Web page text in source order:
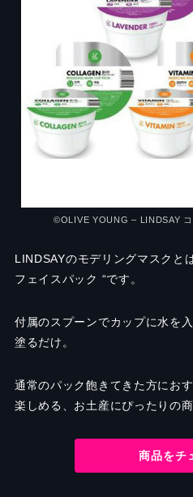
©OLIVE YOUNG – LINDSAY
LINDSAYのモデリングマスクと
フェイスパック “です。
付属のスプーンでカップに水を
塗るだけ。
通常のパック飽きてきた方にお
楽しめる、お土産にぴったりの商
商品をチ